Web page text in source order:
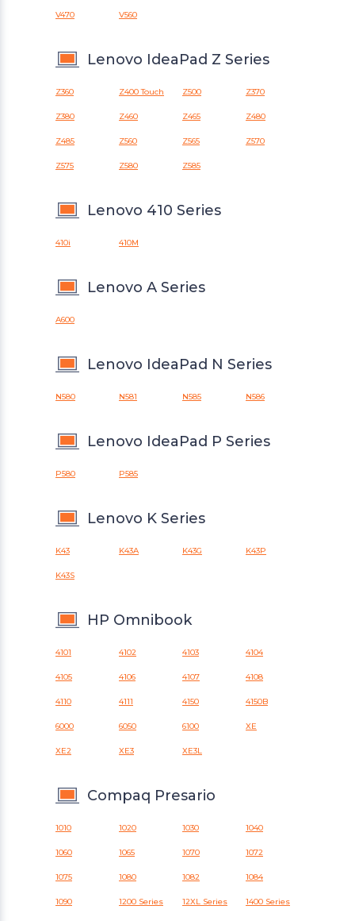
V470 V560
Lenovo IdeaPad Z Series
Z360 Z400 Touch Z500 Z370
Z380 Z460 Z465 Z480
Z485 Z560 Z565 Z570
Z575 Z580 Z585
Lenovo 410 Series
410i 410M
Lenovo A Series
A600
Lenovo IdeaPad N Series
N580 N581 N585 N586
Lenovo IdeaPad P Series
P580 P585
Lenovo K Series
K43 K43A K43G K43P
K43S
HP Omnibook
4101 4102 4103 4104
4105 4106 4107 4108
4110 4111 4150 4150B
6000 6050 6100 XE
XE2 XE3 XE3L
Compaq Presario
1010 1020 1030 1040
1060 1065 1070 1072
1075 1080 1082 1084
1090 1200 Series 12XL Series 1400 Series